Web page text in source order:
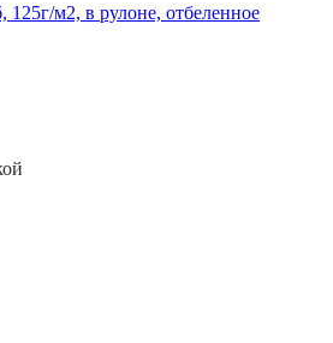
м2, в рулоне, отбеленное